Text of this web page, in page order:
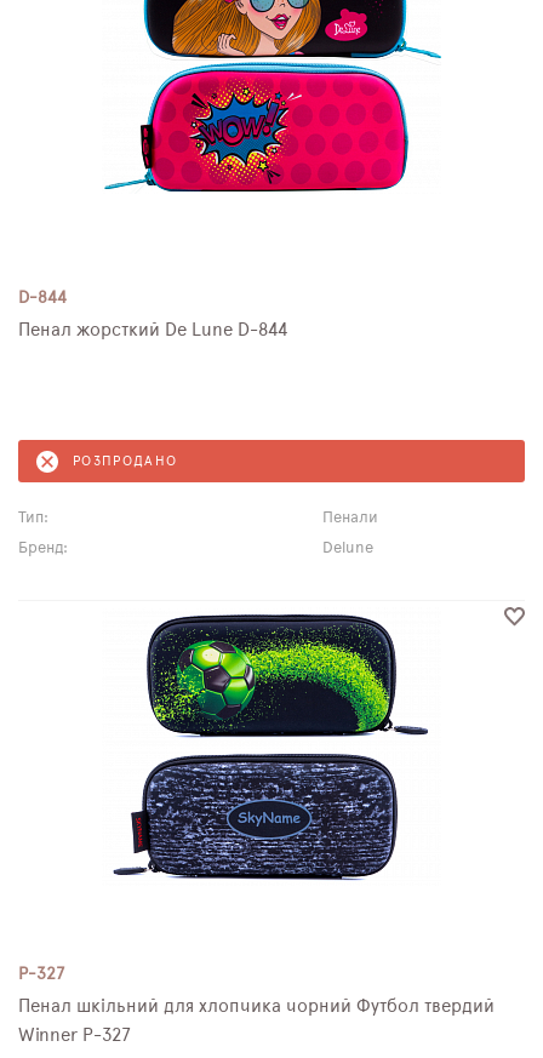
D-844
Пенал жорсткий De Lune D-844
РОЗПРОДАНО
Тип:
Пенали
Бренд:
Delune
P-327
Пенал шкільний для хлопчика чорний Футбол твердий
Winner P-327